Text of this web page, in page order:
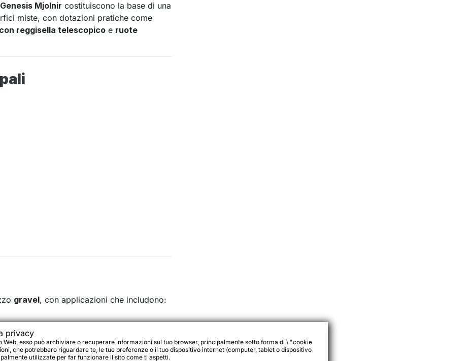
Mjolnir costituiscono la base di una
miste, con dotazioni pratiche come
reggisella telescopico e ruote
gravel, con applicazioni che includono:
privacy
Web, esso può archiviare o recuperare informazioni sul tuo browser, principalmente sotto forma di \ "cookie
che potrebbero riguardare te, le tue preferenze o il tuo dispositivo internet (computer, tablet o dispositivo
utilizzate per far funzionare il sito come ti aspetti.